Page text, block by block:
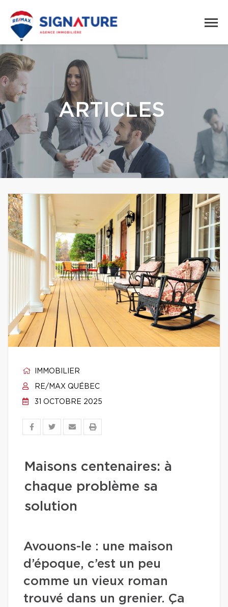
ARTICLES
IMMOBILIER
RE/MAX QUÉBEC
31 OCTOBRE 2025
Maisons centenaires: à
chaque problème sa
solution
Avouons-le : une maison
d’époque, c’est un peu
comme un vieux roman
trouvé dans un grenier. Ça